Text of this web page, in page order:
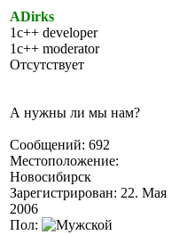
ADirks
1c++ developer
1c++ moderator
Отсутствует
А нужны ли мы нам?
Сообщений: 692
Местоположение:
Новосибирск
Зарегистрирован: 22. Мая
2006
Пол: